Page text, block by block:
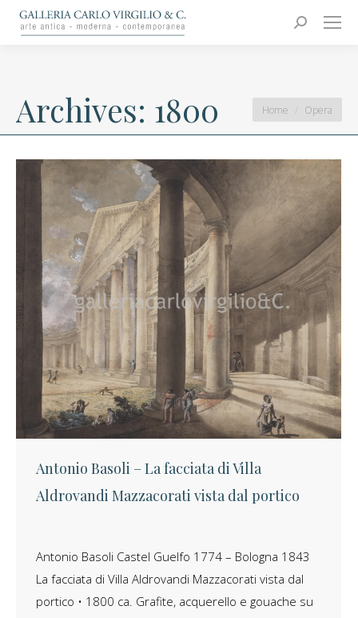
Search:
Carlo Virgilio & C.
Arte moderna e contemporanea
Archives: 1800 You are here:
Home Opera
Antonio Basoli – La facciata di Villa
Aldrovandi Mazzacorati vista dal portico
Antonio Basoli Castel Guelfo 1774 – Bologna 1843
La facciata di Villa Aldrovandi Mazzacorati vista dal
portico • 1800 ca. Grafite, acquerello e gouache su